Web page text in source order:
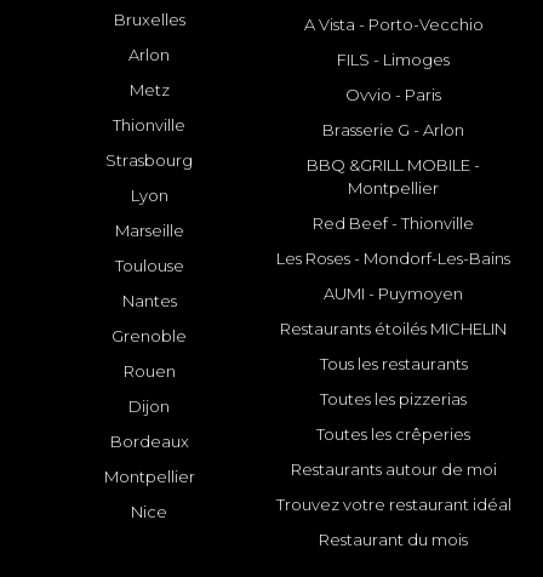
Bruxelles
Arlon
Metz
Thionville
Strasbourg
Lyon
Marseille
Toulouse
Nantes
Grenoble
Rouen
Dijon
Bordeaux
Montpellier
Nice
A Vista - Porto-Vecchio
FILS - Limoges
Ovvio - Paris
Brasserie G - Arlon
BBQ &GRILL MOBILE -
Montpellier
Red Beef - Thionville
Les Roses - Mondorf-Les-Bains
AUMI - Puymoyen
Restaurants étoilés MICHELIN
Tous les restaurants
Toutes les pizzerias
Toutes les crêperies
Restaurants autour de moi
Trouvez votre restaurant idéal
Restaurant du mois